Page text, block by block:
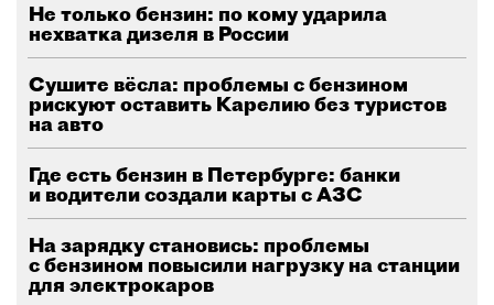
Не только бензин: по кому ударила
нехватка дизеля в России
Сушите вёсла: проблемы с бензином
рискуют оставить Карелию без туристов
на авто
Где есть бензин в Петербурге: банки
и водители создали карты с АЗС
На зарядку становись: проблемы
с бензином повысили нагрузку на станции
для электрокаров